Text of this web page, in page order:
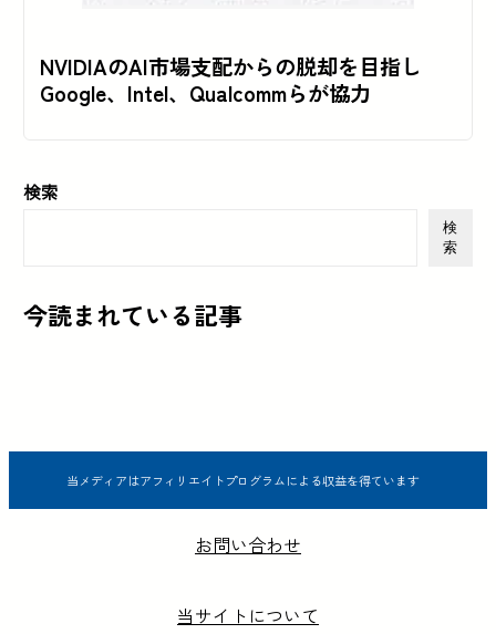
NVIDIAのAI市場支配からの脱却を目指し
Google、Intel、Qualcommらが協力
検索
検
索
今読まれている記事
当メディアはアフィリエイトプログラムによる収益を得ています
お問い合わせ
当サイトについて